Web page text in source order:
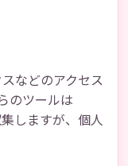
などのアクセス
のツールは
しますが、個人